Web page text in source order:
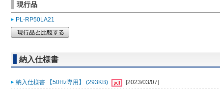
現行品
PL-RP50LA21
納入仕様書
納入仕様書 【50Hz専用】 (293KB)
[2023/03/07]